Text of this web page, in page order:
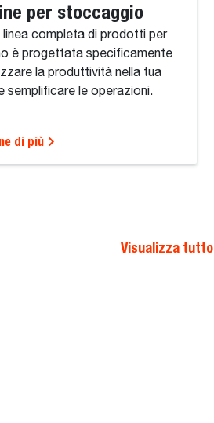
per stoccaggio
linea completa di prodotti per
è progettata specificamente
la produttività nella tua
semplificare le operazioni.
di più
Visualizza tutto